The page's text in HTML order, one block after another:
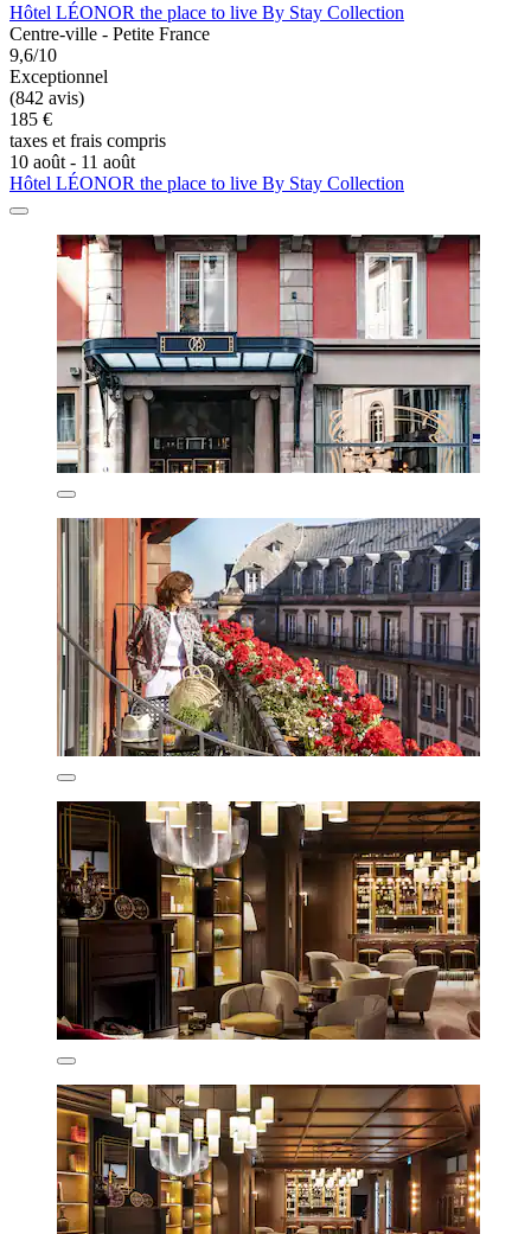
Hôtel LÉONOR the place to live By Stay Collection
Centre-ville - Petite France
9,6/10
Exceptionnel
(842 avis)
185 €
taxes et frais compris
10 août - 11 août
Hôtel LÉONOR the place to live By Stay Collection